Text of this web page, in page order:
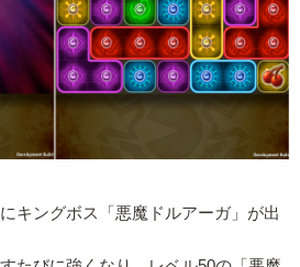
キングボス「悪魔ドルアーガ」が出